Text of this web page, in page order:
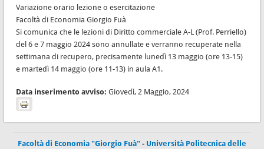
Variazione orario lezione o esercitazione
Facoltà di Economia Giorgio Fuà
Si comunica che le lezioni di Diritto commerciale A-L (Prof. Perriello)
del 6 e 7 maggio 2024 sono annullate e verranno recuperate nella
settimana di recupero, precisamente lunedì 13 maggio (ore 13-15)
e martedì 14 maggio (ore 11-13) in aula A1.
Data inserimento avviso: Giovedì, 2 Maggio, 2024
Facoltà di Economia "Giorgio Fuà" - Università Politecnica delle